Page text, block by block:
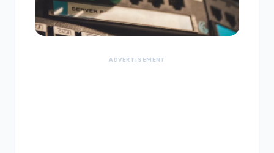
ADVERTISEMENT